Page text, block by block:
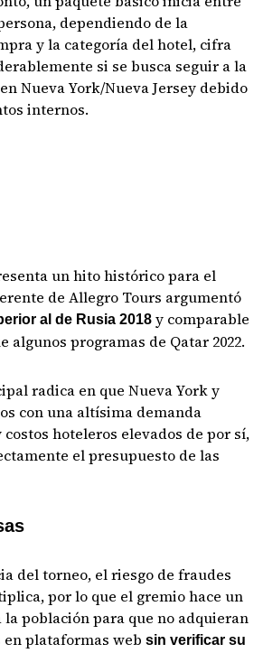
dependiendo de la
y la categoría del hotel, cifra
si se busca seguir a la
Nueva York/Nueva Jersey debido
internos.
un hito histórico para el
de Allegro Tours argumentó
al de Rusia 2018 y comparable
algunos programas de Qatar 2022.
radica en que Nueva York y
con una altísima demanda
hoteleros elevados de por sí,
el presupuesto de las
del torneo, el riesgo de fraudes
por lo que el gremio hace un
población para que no adquieran
plataformas web sin verificar su